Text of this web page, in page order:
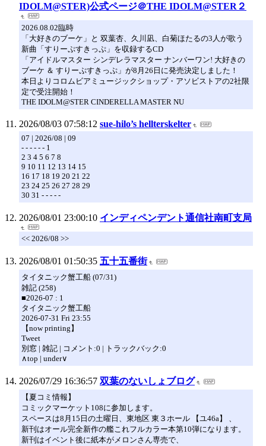
IDOLM@STER)公式ページ＠THE IDOLM@STER２
2026.08.02臨時
「大好きのブーケ」と 双葉杏、久川凪、白菊ほたるの3人が歌う
新曲「すりーぷすきっぷ」を収録するCD
「アイドルマスター シンデレラマスター ナンバーワン! 大好きの
ブーケ ＆ すりーぷすきっぷ」が8月26日に発売決定しました！
本日よりコロムビアミュージックショップ・アソビストアの2社限
定で受注開始！
THE IDOLM@STER CINDERELLA MASTER NU
2026/08/03 07:58:12 sue-hilo’s hellterskelter
07 | 2026/08 | 09
- - - - - - 1
2 3 4 5 6 7 8
9 10 11 12 13 14 15
16 17 18 19 20 21 22
23 24 25 26 27 28 29
30 31 - - - - -
2026/08/01 23:00:10 インディペンデント通信社南町支局
<< 2026/08 >>
2026/08/01 01:50:35 五十五番街
タイタニック蟹工船 (07/31)
雑記 (258)
■2026-07 : 1
タイタニック蟹工船
2026-07-31 Fri 23:55
【now printing】
Tweet
別窓 | 雑記 | コメント:0 | トラックバック:0
∧top | under∨
2026/07/29 16:36:57 双葉のないしょブログ
【夏コミ情報】
コミックマーケット108に参加します。
スペースは8月15日の土曜日、東地区 東３ホール 【ユ46a】 、
新刊はオール完全新作の艦これフルカラー本第10弾になります。
新刊はイベント後に紙本がメロンさん専売で、